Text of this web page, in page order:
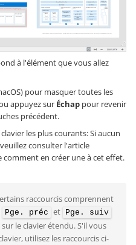
à l'élément que vous allez
pour masquer toutes les
appuyez sur Échap pour revenir
précédent.
les plus courants: Si aucun
consulter l'article
en créer une à cet effet.
raccourcis comprennent
Pge. préc et Pge. suiv
le clavier étendu. S'il vous
utilisez les raccourcis ci-